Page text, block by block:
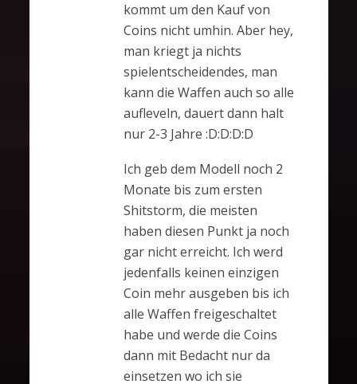
kommt um den Kauf von
Coins nicht umhin. Aber hey,
man kriegt ja nichts
spielentscheidendes, man
kann die Waffen auch so alle
aufleveln, dauert dann halt
nur 2-3 Jahre :D:D:D:D
Ich geb dem Modell noch 2
Monate bis zum ersten
Shitstorm, die meisten
haben diesen Punkt ja noch
gar nicht erreicht. Ich werd
jedenfalls keinen einzigen
Coin mehr ausgeben bis ich
alle Waffen freigeschaltet
habe und werde die Coins
dann mit Bedacht nur da
einsetzen wo ich sie